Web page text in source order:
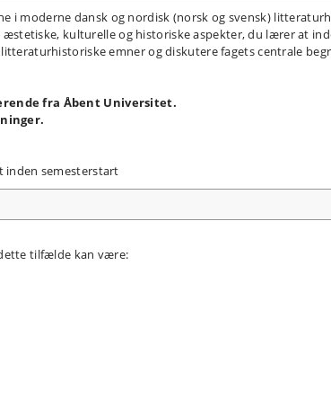
i moderne dansk og nordisk (norsk og svensk)
kulturelle og historiske aspekter, du lærer at
emner og diskutere fagets centrale
fra Åbent Universitet.
semesterstart
tilfælde kan være: